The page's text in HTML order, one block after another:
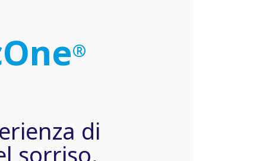
®
di
sorriso.